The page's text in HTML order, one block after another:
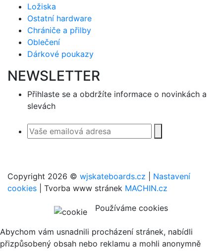
Ložiska
Ostatní hardware
Chrániče a přilby
Oblečení
Dárkové poukazy
NEWSLETTER
Přihlaste se a obdržíte informace o novinkách a
slevách
Copyright 2026 © wjskateboards.cz
Nastavení
cookies | Tvorba www stránek MACHIN.cz
Používáme cookies
Abychom vám usnadnili procházení stránek, nabídli
přizpůsobený obsah nebo reklamu a mohli anonymně